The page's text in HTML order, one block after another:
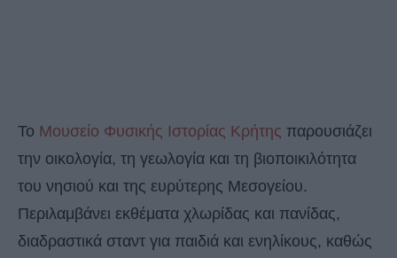
Το Μουσείο Φυσικής Ιστορίας Κρήτης παρουσιάζει
την οικολογία, τη γεωλογία και τη βιοποικιλότητα
του νησιού και της ευρύτερης Μεσογείου.
Περιλαμβάνει εκθέματα χλωρίδας και πανίδας,
διαδραστικά σταντ για παιδιά και ενηλίκους, καθώς